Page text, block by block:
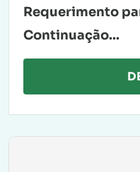
Requerimento
Continuação...